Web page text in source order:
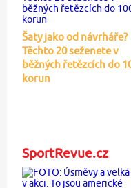
Šaty jako od návrháře?
Těchto 20 seženete v
běžných řetězcích do
korun
SportRevue.cz